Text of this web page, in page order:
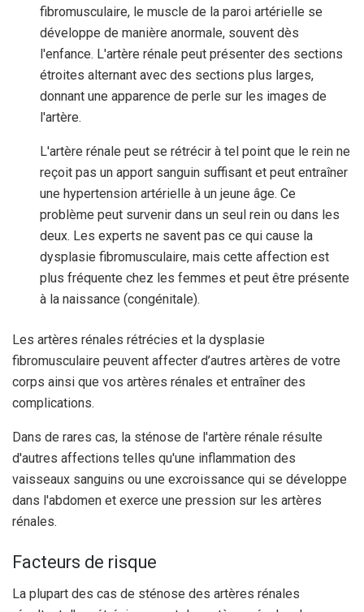
fibromusculaire, le muscle de la paroi artérielle se
développe de manière anormale, souvent dès
l'enfance. L'artère rénale peut présenter des sections
étroites alternant avec des sections plus larges,
donnant une apparence de perle sur les images de
l'artère.
L'artère rénale peut se rétrécir à tel point que le rein ne
reçoit pas un apport sanguin suffisant et peut entraîner
une hypertension artérielle à un jeune âge. Ce
problème peut survenir dans un seul rein ou dans les
deux. Les experts ne savent pas ce qui cause la
dysplasie fibromusculaire, mais cette affection est
plus fréquente chez les femmes et peut être présente
à la naissance (congénitale).
Les artères rénales rétrécies et la dysplasie
fibromusculaire peuvent affecter d’autres artères de votre
corps ainsi que vos artères rénales et entraîner des
complications.
Dans de rares cas, la sténose de l'artère rénale résulte
d'autres affections telles qu'une inflammation des
vaisseaux sanguins ou une excroissance qui se développe
dans l'abdomen et exerce une pression sur les artères
rénales.
Facteurs de risque
La plupart des cas de sténose des artères rénales